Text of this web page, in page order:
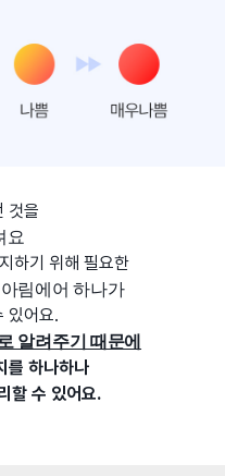
것을
요
하기 위해 필요한
림에어 하나가
있어요.
알려주기 때문에
를 하나하나
할 수 있어요.